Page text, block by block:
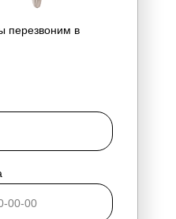
перезвоним в